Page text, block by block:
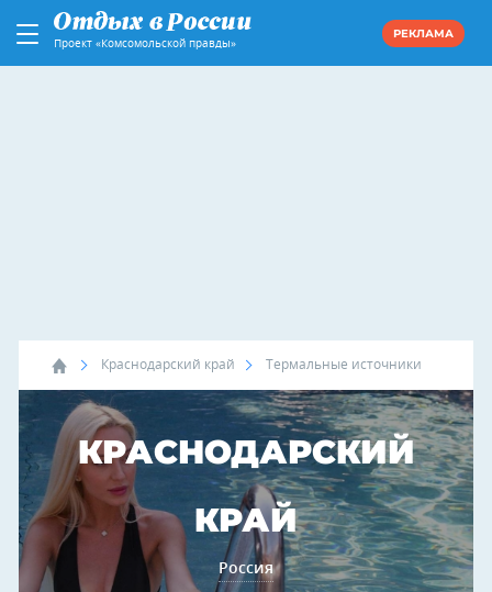
Проект «Комсомольской правды»
РЕКЛАМА
Краснодарский край Термальные источники
КРАСНОДАРСКИЙ
КРАЙ
Россия